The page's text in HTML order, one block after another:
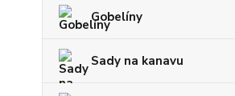
Gobelíny
Sady na kanavu